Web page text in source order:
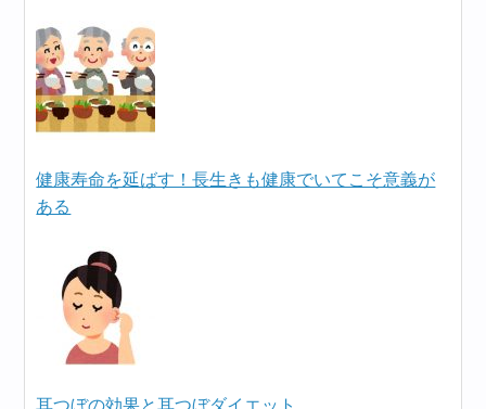
健康寿命を延ばす！長生きも健康でいてこそ意義が
ある
耳つぼの効果と耳つぼダイエット